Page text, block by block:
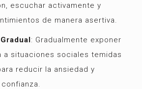
escuchar activamente y
de manera asertiva.
: Gradualmente exponer
a situaciones sociales temidas
reducir la ansiedad y